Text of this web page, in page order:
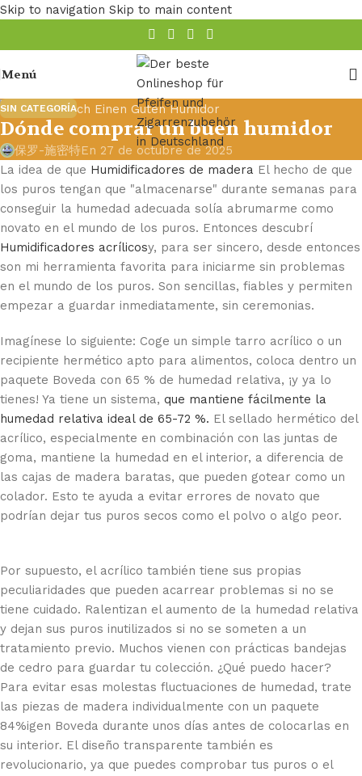
Skip to navigation Skip to main content
Menú
SIN CATEGORÍA
Dónde comprar un buen humidor
保罗-施密特En 27 de octubre de 2025
La idea de que Humidificadores de madera El hecho de que
los puros tengan que "almacenarse" durante semanas para
conseguir la humedad adecuada solía abrumarme como
novato en el mundo de los puros. Entonces descubrí
Humidificadores acrílicosy, para ser sincero, desde entonces
son mi herramienta favorita para iniciarme sin problemas
en el mundo de los puros. Son sencillas, fiables y permiten
empezar a guardar inmediatamente, sin ceremonias.
Imagínese lo siguiente: Coge un simple tarro acrílico o un
recipiente hermético apto para alimentos, coloca dentro un
paquete Boveda con 65 % de humedad relativa, ¡y ya lo
tienes! Ya tiene un sistema, que mantiene fácilmente la
humedad relativa ideal de 65-72 %. El sellado hermético del
acrílico, especialmente en combinación con las juntas de
goma, mantiene la humedad en el interior, a diferencia de
las cajas de madera baratas, que pueden gotear como un
colador. Esto te ayuda a evitar errores de novato que
podrían dejar tus puros secos como el polvo o algo peor.
Por supuesto, el acrílico también tiene sus propias
peculiaridades que pueden acarrear problemas si no se
tiene cuidado. Ralentizan el aumento de la humedad relativa
y dejan sus puros inutilizados si no se someten a un
tratamiento previo. Muchos vienen con prácticas bandejas
de cedro para guardar tu colección. ¿Qué puedo hacer?
Para evitar esas molestas fluctuaciones de humedad, trate
las piezas de madera individualmente con un paquete
84%igen Boveda durante unos días antes de colocarlas en
su interior. El diseño transparente también es
revolucionario, ya que puedes comprobar tus puros o el